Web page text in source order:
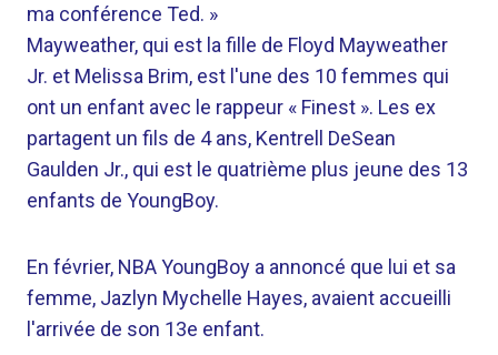
ma conférence Ted. »
Mayweather, qui est la fille de Floyd Mayweather
Jr. et Melissa Brim, est l'une des 10 femmes qui
ont un enfant avec le rappeur « Finest ». Les ex
partagent un fils de 4 ans, Kentrell DeSean
Gaulden Jr., qui est le quatrième plus jeune des 13
enfants de YoungBoy.
En février, NBA YoungBoy a annoncé que lui et sa
femme, Jazlyn Mychelle Hayes, avaient accueilli
l'arrivée de son 13e enfant.